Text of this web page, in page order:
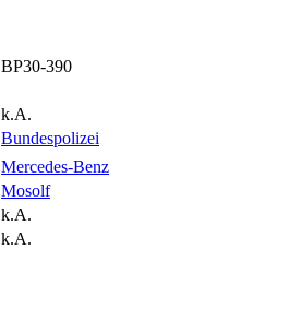
BP30-390
k.A.
Bundespolizei
Mercedes-Benz
Mosolf
k.A.
k.A.